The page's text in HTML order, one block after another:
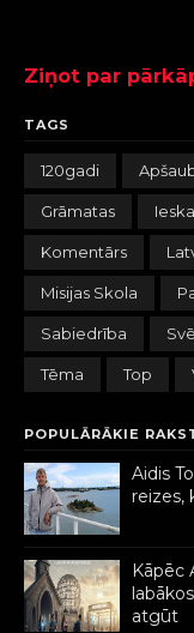
Ziņot par
TAGS
120gadi
Grāmatas
Komentārs
Misijas Skola
Sabiedrība
Tēma Top
POPULĀRĀKIE
Aidis
reizes,
Kāpēc
atgūt